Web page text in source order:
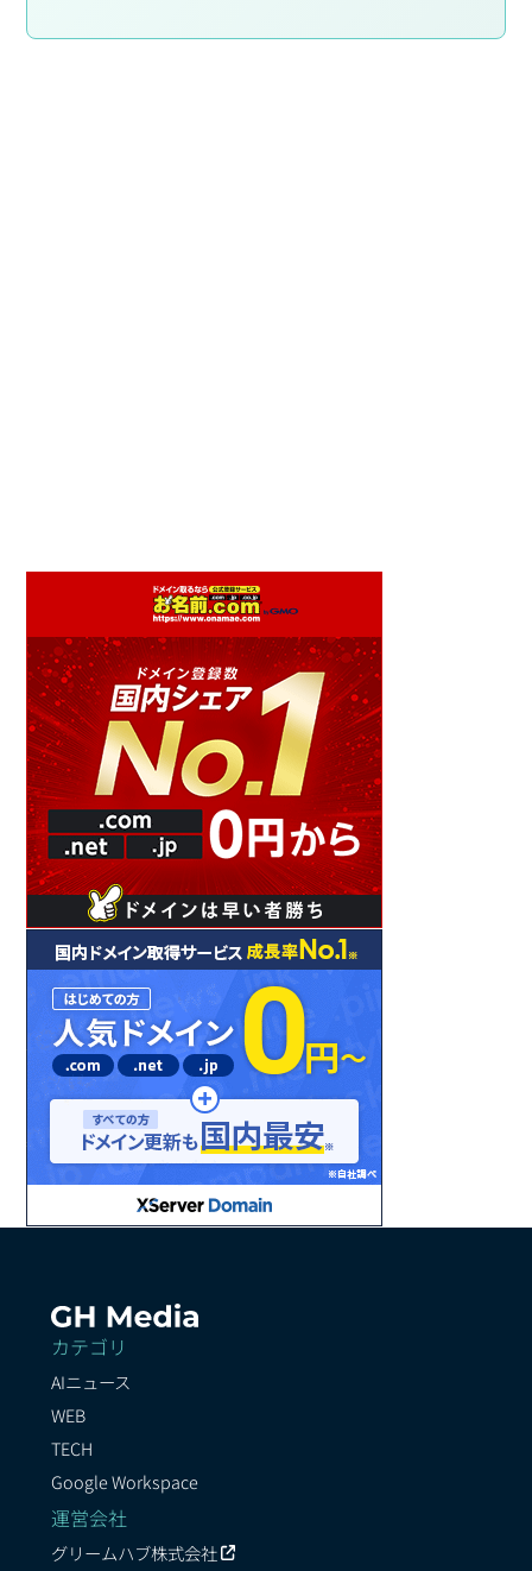
カテゴリ
AIニュース
WEB
TECH
Google Workspace
運営会社
グリームハブ株式会社